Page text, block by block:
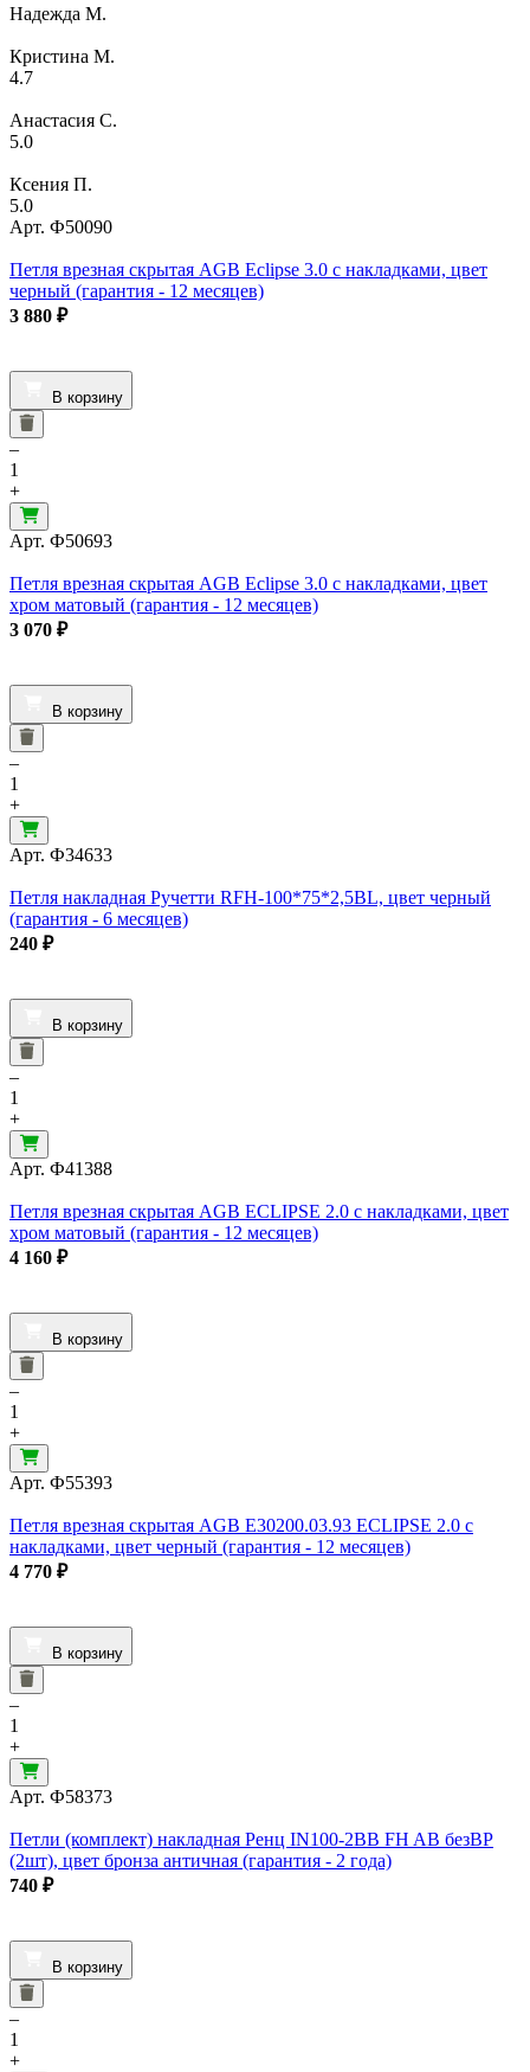
Надежда М.
Кристина М.
4.7
Анастасия С.
5.0
Ксения П.
5.0
Арт. Ф50090
Петля врезная скрытая AGB Eclipse 3.0 с накладками, цвет
черный (гарантия - 12 месяцев)
3 880 ₽
В корзину
–
1
+
Арт. Ф50693
Петля врезная скрытая AGB Eclipse 3.0 с накладками, цвет
хром матовый (гарантия - 12 месяцев)
3 070 ₽
В корзину
–
1
+
Арт. Ф34633
Петля накладная Ручетти RFH-100*75*2,5BL, цвет черный
(гарантия - 6 месяцев)
240 ₽
В корзину
–
1
+
Арт. Ф41388
Петля врезная скрытая AGB ECLIPSE 2.0 с накладками, цвет
хром матовый (гарантия - 12 месяцев)
4 160 ₽
В корзину
–
1
+
Арт. Ф55393
Петля врезная скрытая AGB E30200.03.93 ECLIPSE 2.0 с
накладками, цвет черный (гарантия - 12 месяцев)
4 770 ₽
В корзину
–
1
+
Арт. Ф58373
Петли (комплект) накладная Ренц IN100-2BB FH AB безВР
(2шт), цвет бронза античная (гарантия - 2 года)
740 ₽
В корзину
–
1
+